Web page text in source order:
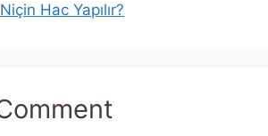
Hac Yapılır?